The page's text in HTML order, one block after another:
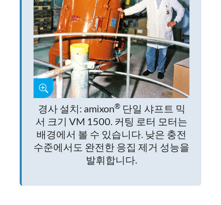
경사 설치: amixon®단일 샤프트 믹
서 크기 VM 1500. 커팅 로터 모터는
배경에서 볼 수 있습니다. 낮은 충전
수준에서도 완전한 응집 제거 성능을
발휘합니다.